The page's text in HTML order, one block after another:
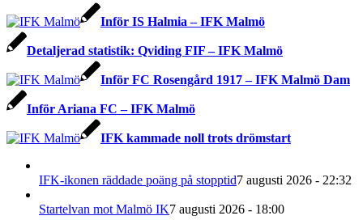
Inför IS Halmia – IFK Malmö
Detaljerad statistik: Qviding FIF – IFK Malmö
Inför FC Rosengård 1917 – IFK Malmö Dam
Inför Ariana FC – IFK Malmö
IFK kammade noll trots drömstart
IFK-ikonen räddade poäng på stopptid7 augusti 2026 - 22:32
Startelvan mot Malmö IK7 augusti 2026 - 18:00